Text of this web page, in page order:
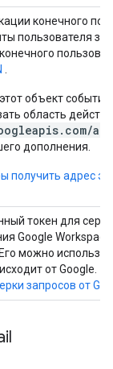
конечного
пользователя
объект события
область
дополнения.
получить адрес
токен для
Google
можно
от Google.
запросов от